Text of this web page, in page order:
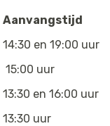
Aanvangstijd
14:30 en 19:00 uur
15:00 uur
13:30 en 16:00 uur
13:30 uur